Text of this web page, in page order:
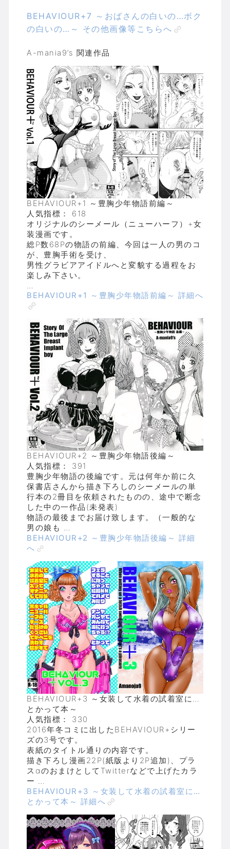
BEHAVIOUR+7 ～おばさんの白いの…ボク
の白いの…～ その他画像等こちらへ
A-mania9’s 関連作品
BEHAVIOUR+1 ～豊胸少年物語前編～
人気指標： 618
オリジナルのシーメール（ニューハーフ）+女
装漫画です。
総P数68Pの物語の前編、今回は一人の男のコ
が、豊胸手術を受け、
男性グラビアアイドルへと変貌する過程をお
楽しみ下さい。
…
BEHAVIOUR+1 ～豊胸少年物語前編～ 詳細へ
BEHAVIOUR+2 ～豊胸少年物語後編～
人気指標： 391
豊胸少年物語の後編です。元は何年か前に久
保書店さんから描き下ろしのシーメールの単
行本の2冊目を依頼されたものの、途中で断念
した中の一作品(未発表)
物語の最後までお届け致します。（一般的な
男の娘も …
BEHAVIOUR+2 ～豊胸少年物語後編～ 詳細
へ
BEHAVIOUR+3 ～女装して水着の試着室に…
とかって本～
人気指標： 330
2016年冬コミに出したBEHAVIOUR+シリー
ズの3号です。
表紙のタイトル通りの内容です。
描き下ろし漫画22P(紙版より2P追加)、プラ
スαのおまけとしてTwitterなどで上げたカラ
ー …
BEHAVIOUR+3 ～女装して水着の試着室に…
とかって本～ 詳細へ